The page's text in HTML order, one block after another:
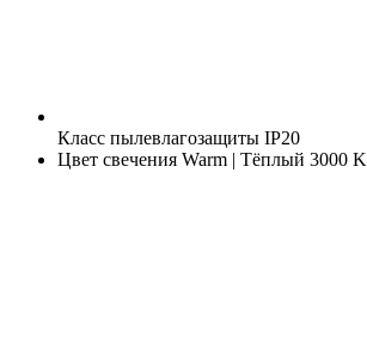
Класс пылевлагозащиты IP20
Цвет свечения Warm | Тёплый 3000 K